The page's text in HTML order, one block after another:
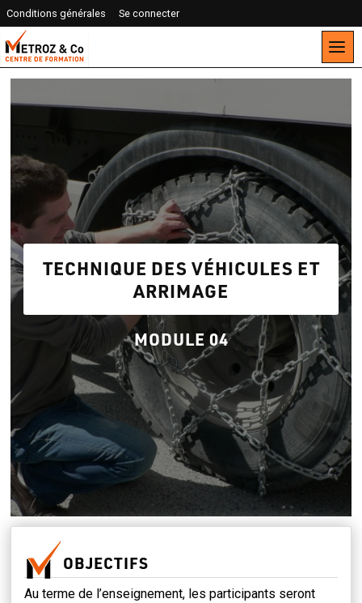
Conditions générales Se connecter
TECHNIQUE DES VÉHICULES ET
ARRIMAGE
MODULE 04
OBJECTIFS
Au terme de l’enseignement, les participants seront